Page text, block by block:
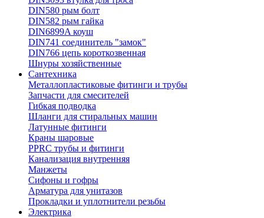
DIN580 рым болт
DIN582 рым гайка
DIN6899A коуш
DIN741 соединитель "замок"
DIN766 цепь короткозвенная
Шнуры хозяйственные
Сантехника
Металлопластиковые фитинги и трубы
Запчасти для смесителей
Гибкая подводка
Шланги для стиральных машин
Латунные фитинги
Краны шаровые
PPRC трубы и фитинги
Канализация внутренняя
Манжеты
Сифоны и гофры
Арматура для унитазов
Прокладки и уплотнители резьбы
Электрика